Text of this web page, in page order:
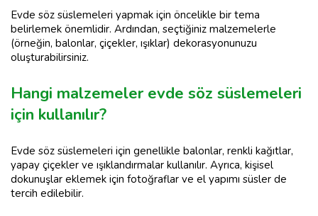
Evde söz süslemeleri yapmak için öncelikle bir tema
belirlemek önemlidir. Ardından, seçtiğiniz malzemelerle
(örneğin, balonlar, çiçekler, ışıklar) dekorasyonunuzu
oluşturabilirsiniz.
Hangi malzemeler evde söz süslemeleri
için kullanılır?
Evde söz süslemeleri için genellikle balonlar, renkli kağıtlar,
yapay çiçekler ve ışıklandırmalar kullanılır. Ayrıca, kişisel
dokunuşlar eklemek için fotoğraflar ve el yapımı süsler de
tercih edilebilir.